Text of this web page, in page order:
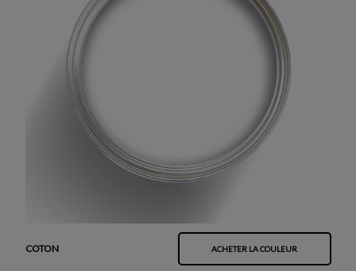
COTON ACHETER LA COULEUR